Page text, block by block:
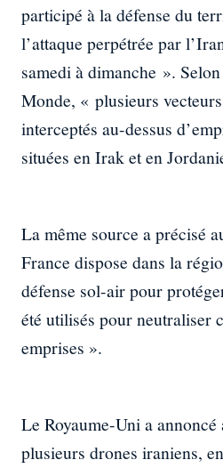
participé à la défense du
l’attaque perpétrée par
samedi à dimanche ».
Monde, « plusieurs
interceptés au-dessus
situées en Irak et en
La même source a précisé
France dispose dans la
défense sol-air pour
été utilisés pour neutraliser
emprises ».
Le Royaume-Uni a
plusieurs drones iraniens,